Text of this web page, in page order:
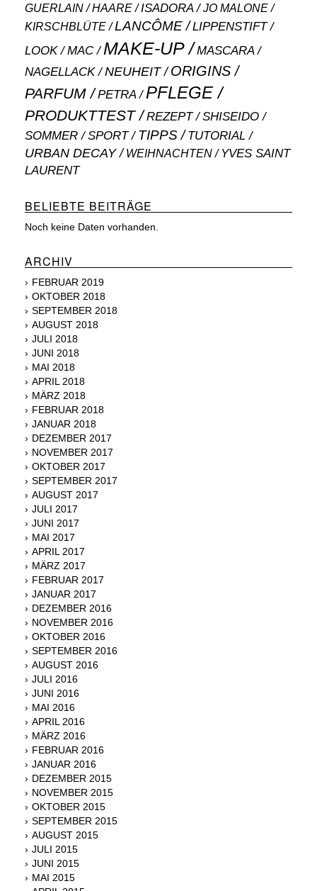
GUERLAIN HAARE ISADORA JO MALONE
KIRSCHBLÜTE LANCÔME LIPPENSTIFT
LOOK MAC MAKE-UP MASCARA
NAGELLACK NEUHEIT ORIGINS
PARFUM PETRA PFLEGE
PRODUKTTEST REZEPT SHISEIDO
SOMMER SPORT TIPPS TUTORIAL
URBAN DECAY WEIHNACHTEN
YVES SAINT
LAURENT
BELIEBTE BEITRÄGE
Noch keine Daten vorhanden.
ARCHIV
FEBRUAR 2019
OKTOBER 2018
SEPTEMBER 2018
AUGUST 2018
JULI 2018
JUNI 2018
MAI 2018
APRIL 2018
MÄRZ 2018
FEBRUAR 2018
JANUAR 2018
DEZEMBER 2017
NOVEMBER 2017
OKTOBER 2017
SEPTEMBER 2017
AUGUST 2017
JULI 2017
JUNI 2017
MAI 2017
APRIL 2017
MÄRZ 2017
FEBRUAR 2017
JANUAR 2017
DEZEMBER 2016
NOVEMBER 2016
OKTOBER 2016
SEPTEMBER 2016
AUGUST 2016
JULI 2016
JUNI 2016
MAI 2016
APRIL 2016
MÄRZ 2016
FEBRUAR 2016
JANUAR 2016
DEZEMBER 2015
NOVEMBER 2015
OKTOBER 2015
SEPTEMBER 2015
AUGUST 2015
JULI 2015
JUNI 2015
MAI 2015